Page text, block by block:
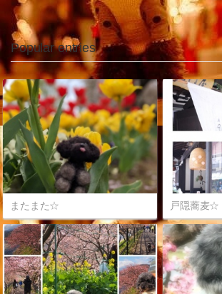
Popular entries
またまた☆ 戸隠蕎麦☆